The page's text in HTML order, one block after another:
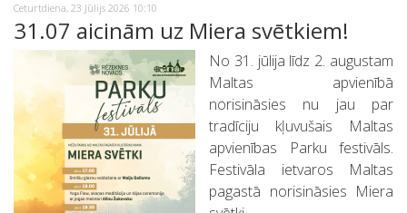
Ceturtdiena, 23 Jūlijs 2026 10:10
31.07 aicinām uz Miera svētkiem!
No 31. jūlija līdz 2. augustam
Maltas apvienībā
norisināsies nu jau par
tradīciju kļuvušais Maltas
apvienības Parku festivāls.
Festivāla ietvaros Maltas
pagastā norisināsies Miera